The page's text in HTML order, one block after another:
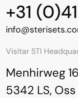
+31
Visitar STI
Menhirweg 16
5342 LS,